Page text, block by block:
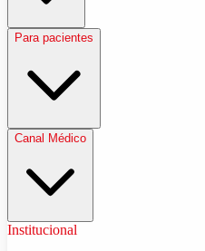
Para pacientes
Canal Médico
Institucional